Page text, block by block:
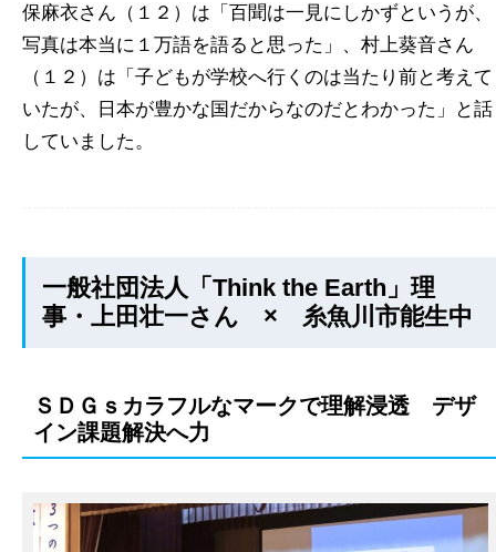
保麻衣さん（１２）は「百聞は一見にしかずというが、
写真は本当に１万語を語ると思った」、村上葵音さん
（１２）は「子どもが学校へ行くのは当たり前と考えて
いたが、日本が豊かな国だからなのだとわかった」と話
していました。
一般社団法人「Think the Earth」理
事・上田壮一さん × 糸魚川市能生中
ＳＤＧｓカラフルなマークで理解浸透 デザ
イン課題解決へ力